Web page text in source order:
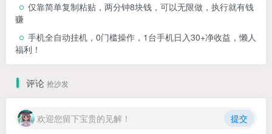
仅靠简单复制粘贴，两分钟8块钱，可以无限做，执行就有钱
赚
手机全自动挂机，0门槛操作，1台手机日入30+净收益，懒人
福利！
评论 抢沙发
欢迎您留下宝贵的见解！ 提交